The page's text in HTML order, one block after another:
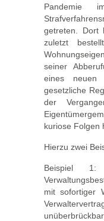
Pandemie
getreten. Dort
zuletzt
seiner
eines neuen
gesetzliche
der
kuriose Folgen
Hierzu zwei
Beispiel
mit sofortiger